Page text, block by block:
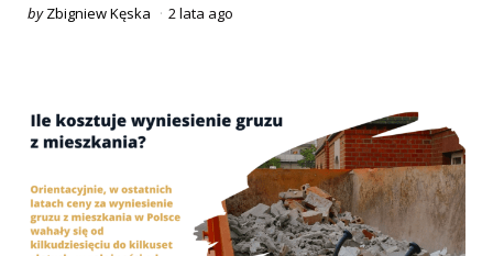
Posted
by Zbigniew Kęska 2 lata ago